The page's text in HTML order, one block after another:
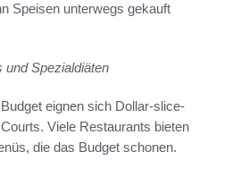
Speisen unterwegs gekauft
und Spezialdiäten
eignen sich Dollar-slice-
Viele Restaurants bieten
die das Budget schonen.